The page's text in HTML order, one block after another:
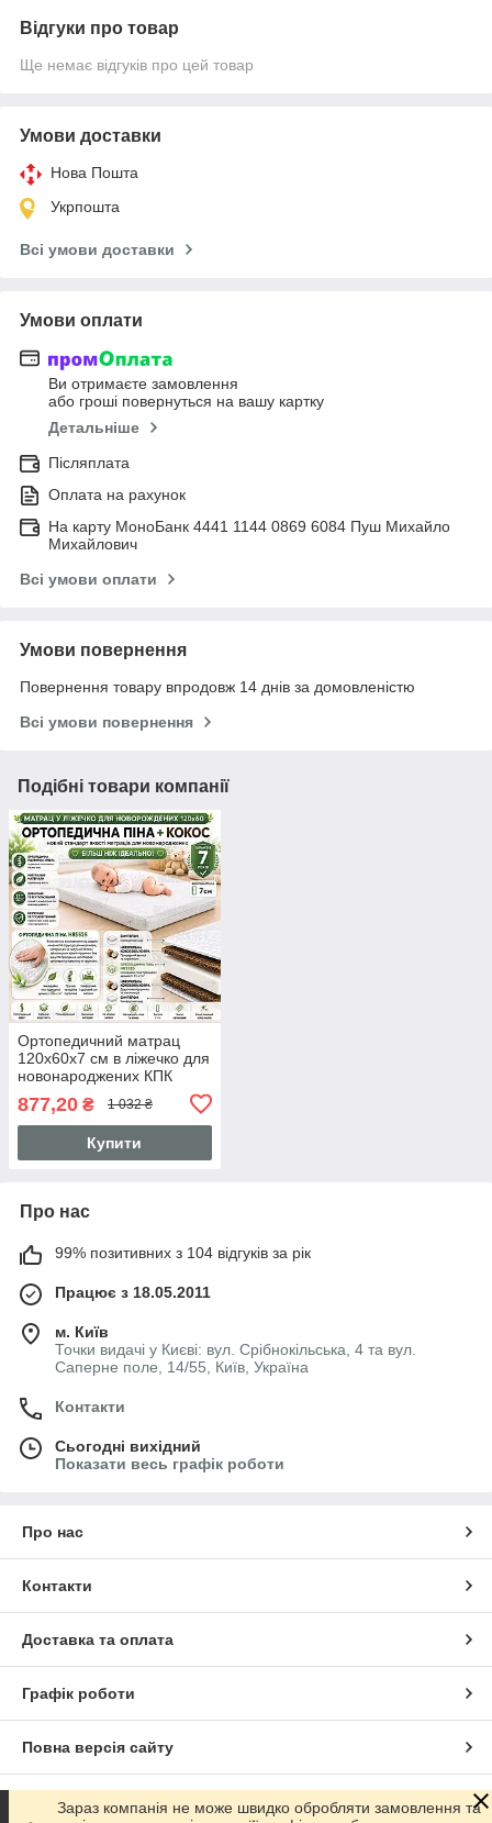
Відгуки про товар
Ще немає відгуків про цей товар
Умови доставки
Нова Пошта
Укрпошта
Всі умови доставки
Умови оплати
Ви отримаєте замовлення
або гроші повернуться на вашу картку
Детальніше
Післяплата
Оплата на рахунок
На карту МоноБанк 4441 1144 0869 6084 Пуш Михайло
Михайлович
Всі умови оплати
Умови повернення
Повернення товару впродовж 14 днів за домовленістю
Всі умови повернення
Подібні товари компанії
Ортопедичний матрац
120х60х7 см в ліжечко для
новонароджених КПК
кокос з натуральної
кокосової койри 3558
877,20 ₴ 1 032 ₴
Купити
Про нас
99% позитивних з 104 відгуків за рік
Працює з 18.05.2011
м. Київ
Точки видачі у Києві: вул. Срібнокільська, 4 та вул.
Саперне поле, 14/55, Київ, Україна
Контакти
Сьогодні вихідний
Показати весь графік роботи
Про нас
Контакти
Доставка та оплата
Графік роботи
Повна версія сайту
Сайт створено на маркетплейсі Prom.ua
Зараз компанія не може швидко обробляти замовлення та